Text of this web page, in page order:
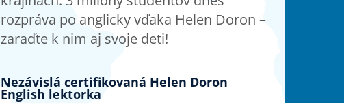
rozpráva po anglicky vďaka Helen Doron –
zaraďte k nim aj svoje deti!
Nezávislá certifikovaná Helen Doron
English lektorka